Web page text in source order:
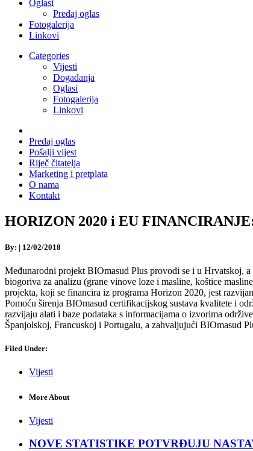
Oglasi
Predaj oglas
Fotogalerija
Linkovi
Categories
Vijesti
Događanja
Oglasi
Fotogalerija
Linkovi
Predaj oglas
Pošalji vijest
Riječ čitatelja
Marketing i pretplata
O nama
Kontakt
HORIZON 2020 i EU
By: | 12/02/2018
Međunarodni projekt BIOmasud Plus provodi se i u Hrvatskoj,
biogoriva za analizu (grane vinove loze i masline, koštice
projekta, koji se financira iz programa Horizon 2020, jest
Pomoću širenja BIOmasud certifikacijskog sustava kvalitete i
razvijaju alati i baze podataka s informacijama o izvorima
Španjolskoj, Francuskoj i Portugalu, a zahvaljujući BIOmasud
Filed Under:
Vijesti
More About
Vijesti
NOVE STATISTIKE POTVRĐUJU